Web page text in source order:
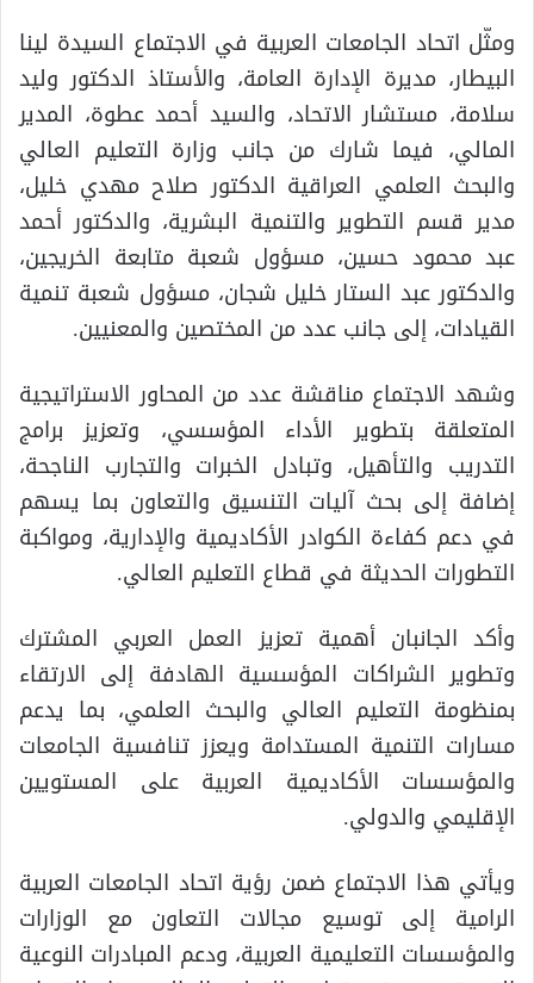
ومثّل اتحاد الجامعات العربية في الاجتماع السيدة لينا
البيطار، مديرة الإدارة العامة، والأستاذ الدكتور وليد
سلامة، مستشار الاتحاد، والسيد أحمد عطوة، المدير
المالي، فيما شارك من جانب وزارة التعليم العالي
والبحث العلمي العراقية الدكتور صلاح مهدي خليل،
مدير قسم التطوير والتنمية البشرية، والدكتور أحمد
عبد محمود حسين، مسؤول شعبة متابعة الخريجين،
والدكتور عبد الستار خليل شجان، مسؤول شعبة تنمية
القيادات، إلى جانب عدد من المختصين والمعنيين.
وشهد الاجتماع مناقشة عدد من المحاور الاستراتيجية
المتعلقة بتطوير الأداء المؤسسي، وتعزيز برامج
التدريب والتأهيل، وتبادل الخبرات والتجارب الناجحة،
إضافة إلى بحث آليات التنسيق والتعاون بما يسهم
في دعم كفاءة الكوادر الأكاديمية والإدارية، ومواكبة
التطورات الحديثة في قطاع التعليم العالي.
وأكد الجانبان أهمية تعزيز العمل العربي المشترك
وتطوير الشراكات المؤسسية الهادفة إلى الارتقاء
بمنظومة التعليم العالي والبحث العلمي، بما يدعم
مسارات التنمية المستدامة ويعزز تنافسية الجامعات
والمؤسسات الأكاديمية العربية على المستويين
الإقليمي والدولي.
ويأتي هذا الاجتماع ضمن رؤية اتحاد الجامعات العربية
الرامية إلى توسيع مجالات التعاون مع الوزارات
والمؤسسات التعليمية العربية، ودعم المبادرات النوعية